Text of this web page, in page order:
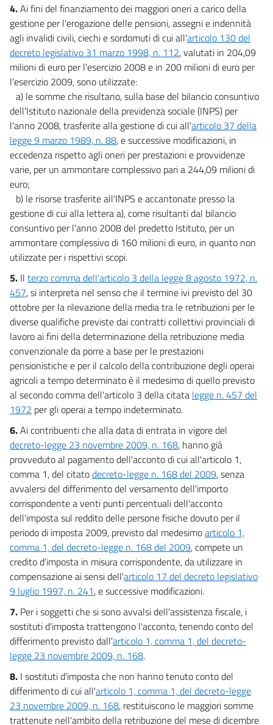
4.Ai fini del finanziamento dei maggiori oneri a carico della
gestione per l'erogazione delle pensioni, assegni e indennità
agli invalidi civili, ciechi e sordomuti di cui all'articolo 130 del
decreto legislativo 31 marzo 1998, n. 112, valutati in 204,09
milioni di euro per l'esercizio 2008 e in 200 milioni di euro per
l'esercizio 2009, sono utilizzate:
a) le somme che risultano, sulla base del bilancio consuntivo
dell'Istituto nazionale della previdenza sociale (INPS) per
l'anno 2008, trasferite alla gestione di cui all'articolo 37 della
legge 9 marzo 1989, n. 88, e successive modificazioni, in
eccedenza rispetto agli oneri per prestazioni e provvidenze
varie, per un ammontare complessivo pari a 244,09 milioni di
euro;
b) le risorse trasferite all'INPS e accantonate presso la
gestione di cui alla lettera a), come risultanti dal bilancio
consuntivo per l'anno 2008 del predetto Istituto, per un
ammontare complessivo di 160 milioni di euro, in quanto non
utilizzate per i rispettivi scopi.
5. Il terzo comma dell'articolo 3 della legge 8 agosto 1972, n.
457, si interpreta nel senso che il termine ivi previsto del 30
ottobre per la rilevazione della media tra le retribuzioni per le
diverse qualifiche previste dai contratti collettivi provinciali di
lavoro ai fini della determinazione della retribuzione media
convenzionale da porre a base per le prestazioni
pensionistiche e per il calcolo della contribuzione degli operai
agricoli a tempo determinato è il medesimo di quello previsto
al secondo comma dell'articolo 3 della citata legge n. 457 del
1972 per gli operai a tempo indeterminato.
6.Ai contribuenti che alla data di entrata in vigore del
decreto-legge 23 novembre 2009, n. 168, hanno già
provveduto al pagamento dell'acconto di cui all'articolo 1,
comma 1, del citatodecreto-legge n. 168 del 2009, senza
avvalersi del differimento del versamento dell'importo
corrispondente a venti punti percentuali dell'acconto
dell'imposta sul reddito delle persone fisiche dovuto per il
periodo di imposta 2009, previsto dal medesimoarticolo 1,
comma 1, del decreto-legge n. 168 del 2009, compete un
credito d'imposta in misura corrispondente, da utilizzare in
compensazione ai sensi dell'articolo 17 del decreto legislativo
9 luglio 1997, n. 241, e successive modificazioni.
7. Per i soggetti che si sono avvalsi dell'assistenza fiscale, i
sostituti d'imposta trattengono l'acconto, tenendo conto del
differimento previsto dall'articolo 1, comma 1, del decreto-
legge 23 novembre 2009, n. 168.
8. I sostituti d'imposta che non hanno tenuto conto del
differimento di cui all'articolo 1, comma 1, del decreto-legge
23 novembre 2009, n. 168, restituiscono le maggiori somme
trattenute nell'ambito della retribuzione del mese di dicembre